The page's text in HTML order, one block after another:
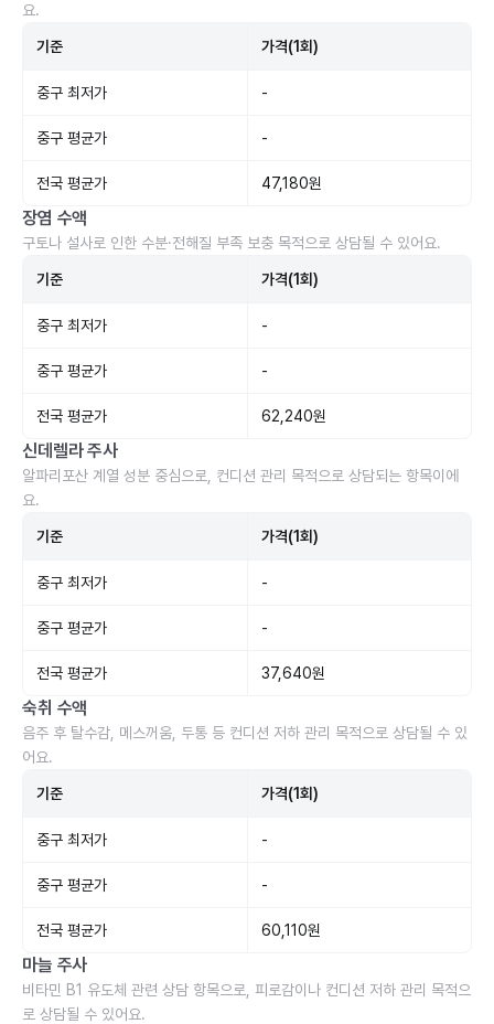
요.
기준 가격(1회)
중구 최저가 -
중구 평균가 -
전국 평균가 47,180원
장염 수액
구토나 설사로 인한 수분·전해질 부족 보충 목적으로 상담될 수 있어요.
기준 가격(1회)
중구 최저가 -
중구 평균가 -
전국 평균가 62,240원
신데렐라 주사
알파리포산 계열 성분 중심으로, 컨디션 관리 목적으로 상담되는 항목이에
요.
기준 가격(1회)
중구 최저가 -
중구 평균가 -
전국 평균가 37,640원
숙취 수액
음주 후 탈수감, 메스꺼움, 두통 등 컨디션 저하 관리 목적으로 상담될 수 있
어요.
기준 가격(1회)
중구 최저가 -
중구 평균가 -
전국 평균가 60,110원
마늘 주사
비타민 B1 유도체 관련 상담 항목으로, 피로감이나 컨디션 저하 관리 목적으
로 상담될 수 있어요.